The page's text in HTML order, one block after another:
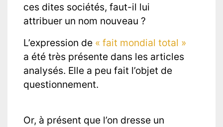
ces dites sociétés, faut-il lui
attribuer un nom nouveau ?
L’expression de « fait mondial total »
a été très présente dans les articles
analysés. Elle a peu fait l’objet de
questionnement.
Or, à présent que l’on dresse un